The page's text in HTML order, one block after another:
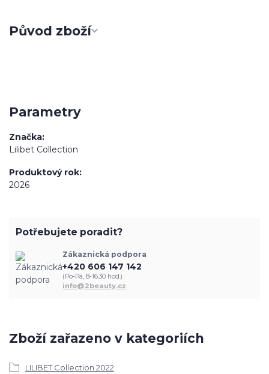
Původ zboží
Parametry
Značka
Lilibet Collection
Produktový rok
2026
Zboží zařazeno v kategoriích
LILIBET Collection 2022
Potřebujete poradit?
Zákaznická podpora
+420 606 147 142
(Po-Pá, 8-16.30 hod.)
info@2beauty.cz